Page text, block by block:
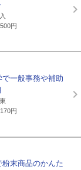
円
で一般事務や補助
円
粉末商品のかんた